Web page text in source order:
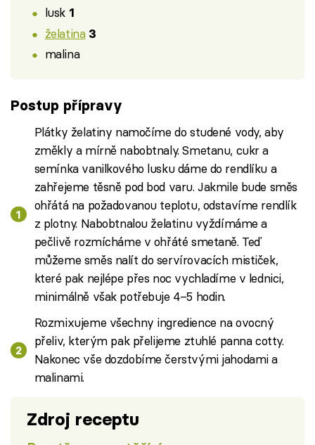
lusk 1
želatina 3
malina
Postup přípravy
Plátky želatiny namočíme do studené vody, aby
změkly a mírně nabobtnaly. Smetanu, cukr a
semínka vanilkového lusku dáme do rendlíku a
zahřejeme těsně pod bod varu. Jakmile bude směs
ohřátá na požadovanou teplotu, odstavíme rendlík
z plotny. Nabobtnalou želatinu vyždímáme a
pečlivě rozmícháme v ohřáté smetaně. Teď
můžeme směs nalít do servírovacích mističek,
které pak nejlépe přes noc vychladíme v lednici,
minimálně však potřebuje 4–5 hodin.
Rozmixujeme všechny ingredience na ovocný
přeliv, kterým pak přelijeme ztuhlé panna cotty.
Nakonec vše dozdobíme čerstvými jahodami a
malinami.
Zdroj receptu